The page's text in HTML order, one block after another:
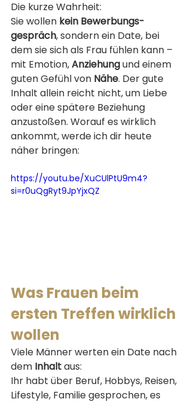
Die kurze Wahrheit:
Sie wollen kein Bewerbungs­
gespräch, sondern ein Date, bei
dem sie sich als Frau fühlen kann –
mit Emotion, Anziehung und einem
guten Gefühl von Nähe. Der gute
Inhalt allein reicht nicht, um Liebe
oder eine spätere Beziehung
anzustoßen. Worauf es wirklich
ankommt, werde ich dir heute
näher bringen:
https://youtu.be/XuCUlPtU9m4?
si=r0uQgRyt9JpYjxQZ
Was Frauen beim
ersten Treffen wirklich
wollen
Viele Männer werten ein Date nach
dem Inhalt aus:
Ihr habt über Beruf, Hobbys, Reisen,
Lifestyle, Familie gesprochen, es